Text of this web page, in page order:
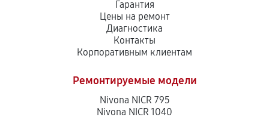
Гарантия
Цены на ремонт
Диагностика
Контакты
Корпоративным клиентам
Ремонтируемые модели
Nivona NICR 795
Nivona NICR 1040